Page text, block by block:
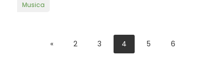
Musica
« 2 3 4 5 6